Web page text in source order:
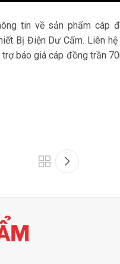
tin về sản phẩm cáp
Bị Điện Dư Cẩm. Liên hệ
trợbáo giá cáp đồng trần